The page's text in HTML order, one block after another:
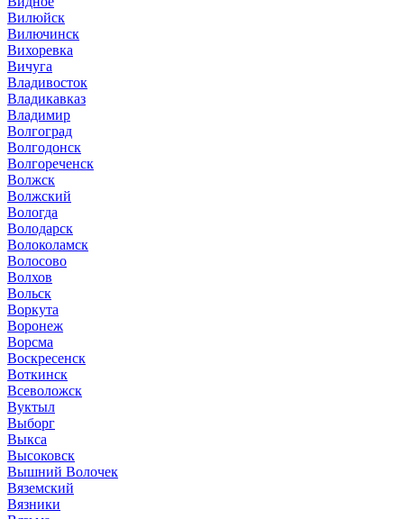
Вилюйск
Вилючинск
Вихоревка
Вичуга
Владивосток
Владикавказ
Владимир
Волгоград
Волгодонск
Волгореченск
Волжск
Волжский
Вологда
Володарск
Волоколамск
Волосово
Волхов
Вольск
Воркута
Воронеж
Ворсма
Воскресенск
Воткинск
Всеволожск
Вуктыл
Выборг
Выкса
Высоковск
Вышний Волочек
Вяземский
Вязники